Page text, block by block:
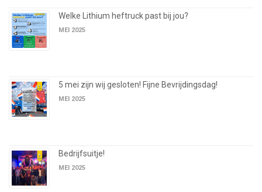
Welke Lithium heftruck past bij jou?
MEI 2025
5 mei zijn wij gesloten! Fijne Bevrijdingsdag!
MEI 2025
Bedrijfsuitje!
MEI 2025